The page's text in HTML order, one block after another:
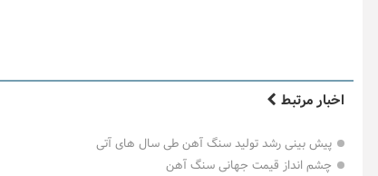
اخبار مرتبط
پیش بینی رشد تولید سنگ آهن طی سال های آتی
چشم انداز قیمت جهانی سنگ آهن